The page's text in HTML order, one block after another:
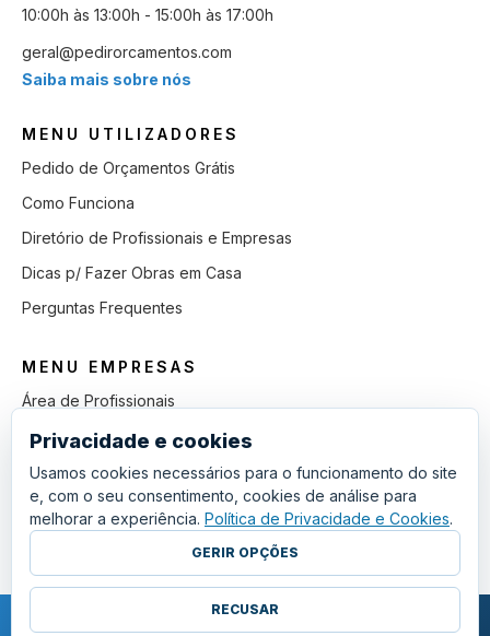
10:00h às 13:00h - 15:00h às 17:00h
geral@pedirorcamentos.com
Saiba mais sobre nós
MENU UTILIZADORES
Pedido de Orçamentos Grátis
Como Funciona
Diretório de Profissionais e Empresas
Dicas p/ Fazer Obras em Casa
Perguntas Frequentes
MENU EMPRESAS
Área de Profissionais
Como Funciona
Lista de Pedidos em Aberto
Como Ganhar mais Obras
Perguntas Frequentes
Privacidade e cookies
Usamos cookies necessários para o funcionamento do site
e, com o seu consentimento, cookies de análise para
melhorar a experiência. Política de Privacidade e Cookies.
GERIR OPÇÕES
RECUSAR